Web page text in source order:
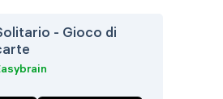
- Gioco di